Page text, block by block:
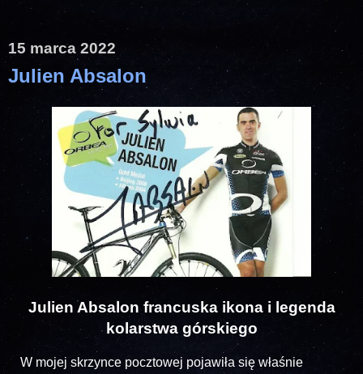
15 marca 2022
Julien Absalon
Julien Absalon francuska ikona i legenda
kolarstwa górskiego
W mojej skrzynce pocztowej pojawiła się właśnie